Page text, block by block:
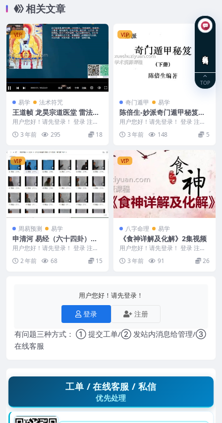
相关文章
VIP
易学 法术符咒
王道帧 龙昊宗道医堂 雷法入
门3节视频课程
用户您好！请先登录！ 登录 注册
王道帧 龙昊宗道医堂 雷法入门3节
Y2304...
3 年前 295 18
VIP
奇门遁甲 易学
陈倍生-妙派奇门遁甲秘笈下
册
用户您好！请先登录！ 登录 注册
陈倍生-妙派奇门遁甲秘笈下册 M2
301-15...
3 年前 148 5
VIP
周易预测 易学
申清河 易经（六十四卦）梅
花篇 74讲
用户您好！请先登录！ 登录 注册
申清河 易经（六十四卦）梅花篇 7
4讲 241...
2 年前 68 15
VIP
八字命理 易学
《食神详解及化解》2集视频
用户您好！请先登录！ 登录 注册
《食神详解及化解》尽快收藏随时
删除 Y2306...
3 年前 91 26
用户您好！请先登录！
登录 注册
有问题三种方式： ① 提交工单/② 发站内消息给管理/③
在线客服
工单 / 在线客服 / 私信
优先处理
TOP